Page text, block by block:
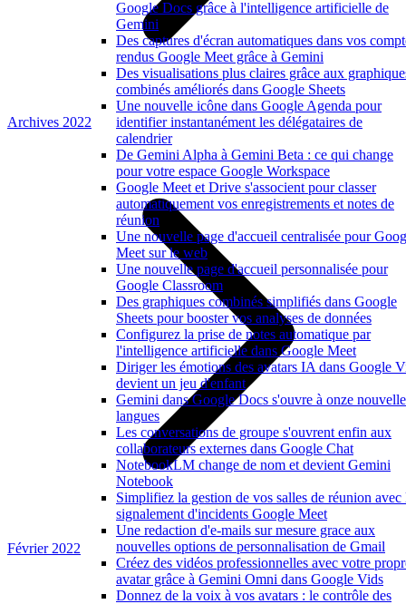
Google Docs grâce à l'intelligence artificielle de
Gemini
Des captures d'écran automatiques dans vos
rendus Google Meet grâce à Gemini
Des visualisations plus claires grâce aux
combinés améliorés dans Google Sheets
Une nouvelle icône dans Google Agenda pour
identifier instantanément les délégataires de
calendrier
De Gemini Alpha à Gemini Beta : ce qui change
pour votre espace Google Workspace
Google Meet et Drive s'associent pour classer
automatiquement vos enregistrements et notes de
réunion
Une nouvelle page d'accueil centralisée pour
Meet sur le web
Une nouvelle page d'accueil personnalisée pour
Google Classroom
Des graphiques combinés simplifiés dans Google
Sheets pour booster vos analyses de données
Configurez la prise de notes automatique par
l'intelligence artificielle dans Google Meet
Diriger les émotions des avatars IA dans Google
devient un jeu d'enfant
Gemini dans Google Docs s'ouvre à onze
langues
Les conversations de groupe s'ouvrent enfin aux
collaborateurs externes dans Google Chat
NotebookLM change de nom et devient Gemini
Notebook
Simplifiez la gestion de vos salles de réunion avec
signalement d'incidents Google Meet
Une redaction d'e-mails sur mesure grace aux
nouvelles options de personnalisation de Gmail
Créez des vidéos professionnelles avec votre
avatar grâce à Gemini Omni dans Google Vids
Donnez de la voix à vos avatars : le contrôle des
Archives 2022
Février 2022